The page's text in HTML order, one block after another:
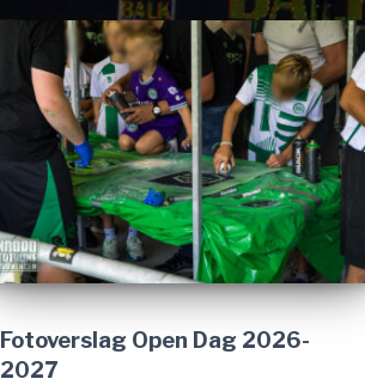
Fotoverslag Open Dag 2026-
2027